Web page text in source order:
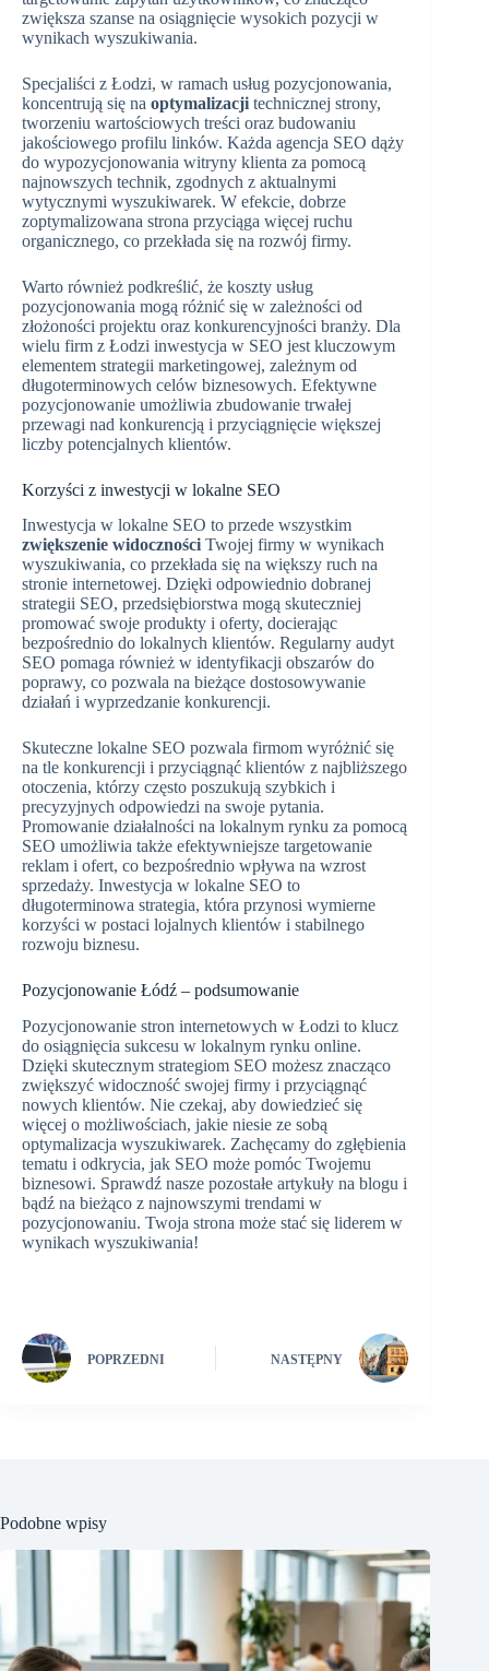
zwiększa szanse na osiągnięcie wysokich pozycji w
wynikach wyszukiwania.
Specjaliści z Łodzi, w ramach usług pozycjonowania,
koncentrują się na optymalizacji technicznej strony,
tworzeniu wartościowych treści oraz budowaniu
jakościowego profilu linków. Każda agencja SEO dąży
do wypozycjonowania witryny klienta za pomocą
najnowszych technik, zgodnych z aktualnymi
wytycznymi wyszukiwarek. W efekcie, dobrze
zoptymalizowana strona przyciąga więcej ruchu
organicznego, co przekłada się na rozwój firmy.
Warto również podkreślić, że koszty usług
pozycjonowania mogą różnić się w zależności od
złożoności projektu oraz konkurencyjności branży. Dla
wielu firm z Łodzi inwestycja w SEO jest kluczowym
elementem strategii marketingowej, zależnym od
długoterminowych celów biznesowych. Efektywne
pozycjonowanie umożliwia zbudowanie trwałej
przewagi nad konkurencją i przyciągnięcie większej
liczby potencjalnych klientów.
Korzyści z inwestycji w lokalne SEO
Inwestycja w lokalne SEO to przede wszystkim
zwiększenie widoczności Twojej firmy w wynikach
wyszukiwania, co przekłada się na większy ruch na
stronie internetowej. Dzięki odpowiednio dobranej
strategii SEO, przedsiębiorstwa mogą skuteczniej
promować swoje produkty i oferty, docierając
bezpośrednio do lokalnych klientów. Regularny audyt
SEO pomaga również w identyfikacji obszarów do
poprawy, co pozwala na bieżące dostosowywanie
działań i wyprzedzanie konkurencji.
Skuteczne lokalne SEO pozwala firmom wyróżnić się
na tle konkurencji i przyciągnąć klientów z najbliższego
otoczenia, którzy często poszukują szybkich i
precyzyjnych odpowiedzi na swoje pytania.
Promowanie działalności na lokalnym rynku za pomocą
SEO umożliwia także efektywniejsze targetowanie
reklam i ofert, co bezpośrednio wpływa na wzrost
sprzedaży. Inwestycja w lokalne SEO to
długoterminowa strategia, która przynosi wymierne
korzyści w postaci lojalnych klientów i stabilnego
rozwoju biznesu.
Pozycjonowanie Łódź – podsumowanie
Pozycjonowanie stron internetowych w Łodzi to klucz
do osiągnięcia sukcesu w lokalnym rynku online.
Dzięki skutecznym strategiom SEO możesz znacząco
zwiększyć widoczność swojej firmy i przyciągnąć
nowych klientów. Nie czekaj, aby dowiedzieć się
więcej o możliwościach, jakie niesie ze sobą
optymalizacja wyszukiwarek. Zachęcamy do zgłębienia
tematu i odkrycia, jak SEO może pomóc Twojemu
biznesowi. Sprawdź nasze pozostałe artykuły na blogu i
bądź na bieżąco z najnowszymi trendami w
pozycjonowaniu. Twoja strona może stać się liderem w
wynikach wyszukiwania!
POPRZEDNI NASTĘPNY
Podobne wpisy